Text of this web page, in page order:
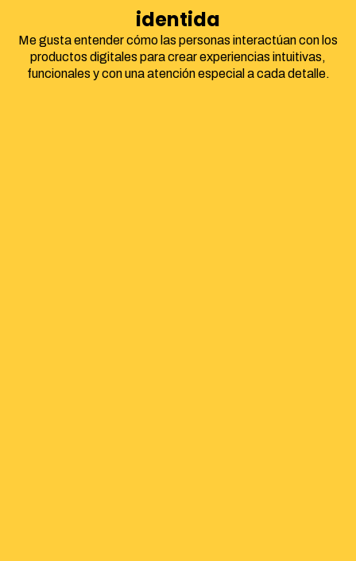
identidad corpora
Me gusta entender cómo las personas interactúan con los
productos digitales para crear experiencias intuitivas,
funcionales y con una atención especial a cada detalle.